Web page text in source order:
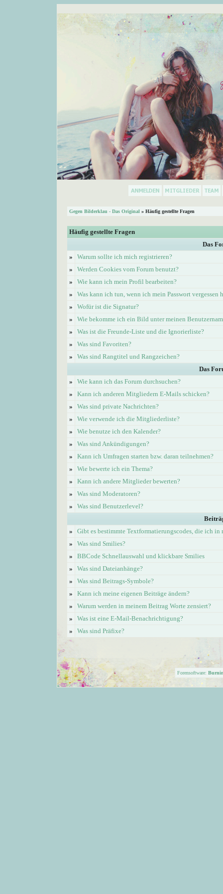
Gegen Bilderklau - Das Original » Häufig gestellte Fragen
Häufig gestellte Fragen
Das
»
Warum sollte ich mich registrieren?
»
Werden Cookies vom Forum benutzt?
»
Wie kann ich mein Profil bearbeiten?
»
Was kann ich tun, wenn ich mein Passwort vergessen
»
Wofür ist die Signatur?
»
Wie bekomme ich ein Bild unter meinen
»
Was ist die Freunde-Liste und die Ignorierliste?
»
Was sind Favoriten?
»
Was sind Rangtitel und Rangzeichen?
Das
»
Wie kann ich das Forum durchsuchen?
»
Kann ich anderen Mitgliedern E-Mails schicken?
»
Was sind private Nachrichten?
»
Wie verwende ich die Mitgliederliste?
»
Wie benutze ich den Kalender?
»
Was sind Ankündigungen?
»
Kann ich Umfragen starten bzw. daran teilnehmen?
»
Wie bewerte ich ein Thema?
»
Kann ich andere Mitglieder bewerten?
»
Was sind Moderatoren?
»
Was sind Benutzerlevel?
»
Gibt es bestimmte Textformatierungscodes, die ich
»
Was sind Smilies?
»
BBCode Schnellauswahl und klickbare Smilies
»
Was sind Dateianhänge?
»
Was sind Beitrags-Symbole?
»
Kann ich meine eigenen Beiträge ändern?
»
Warum werden in meinem Beitrag Worte zensiert?
»
Was ist eine E-Mail-Benachrichtigung?
»
Was sind Präfixe?
Forensoftware: